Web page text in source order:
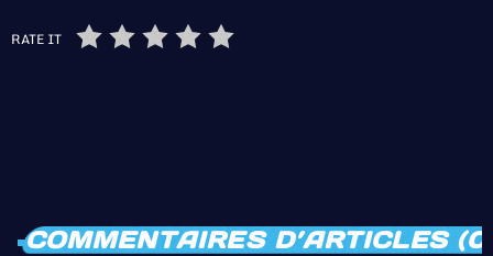
RATE IT
COMMENTAIRES D’ARTICLES